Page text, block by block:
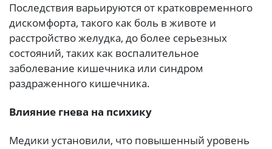
Последствия варьируются от кратковременного
дискомфорта, такого как боль в животе и
расстройство желудка, до более серьезных
состояний, таких как воспалительное
заболевание кишечника или синдром
раздраженного кишечника.
Влияние гнева на психику
Медики установили, что повышенный уровень